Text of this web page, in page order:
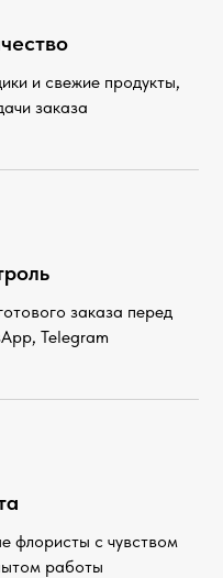
и свежие продукты,
заказа
заказа перед
Telegram
флористы с чувством
работы